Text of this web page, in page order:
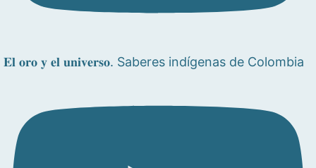
𝐄𝐥 𝐨𝐫𝐨 𝐲 𝐞𝐥 𝐮𝐧𝐢𝐯𝐞𝐫𝐬𝐨. Saberes indígenas de Colombia